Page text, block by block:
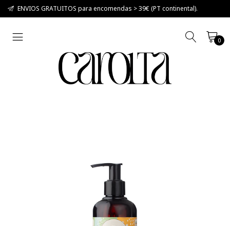
ENVIOS GRATUITOS para encomendas > 39€ (PT continental).
0